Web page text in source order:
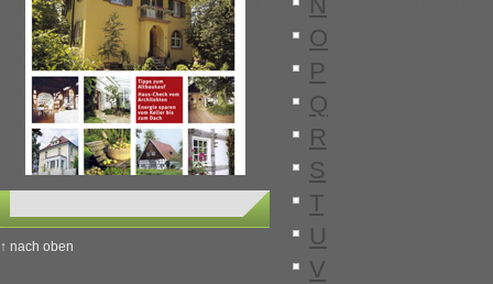
O
P
Q
R
S
T
U
V
↑ nach oben